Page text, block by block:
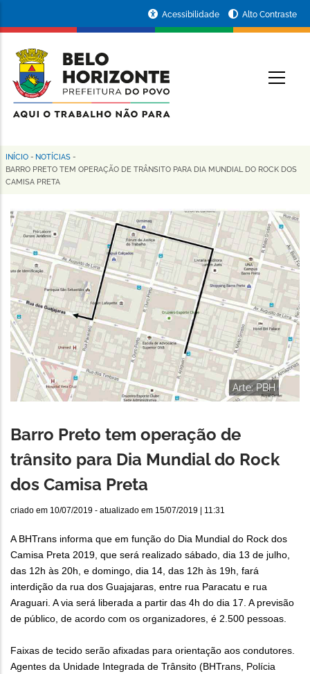
conteúdo
principal
da
Prefeitura
de
Horizonte
Acessibilidade Alto Contraste
Trilha
de
navegação
INÍCIO - NOTÍCIAS -
BARRO PRETO TEM OPERAÇÃO DE TRÂNSITO PARA DIA MUNDIAL DO ROCK DOS
CAMISA PRETA
Arte: PBH
Barro Preto tem operação de
trânsito para Dia Mundial do Rock
dos Camisa Preta
criado em 10/07/2019 - atualizado em 15/07/2019 | 11:31
A BHTrans informa que em função do Dia Mundial do Rock dos
Camisa Preta 2019, que será realizado sábado, dia 13 de julho,
das 12h às 20h, e domingo, dia 14, das 12h às 19h, fará
interdição da rua dos Guajajaras, entre rua Paracatu e rua
Araguari. A via será liberada a partir das 4h do dia 17. A previsão
de público, de acordo com os organizadores, é 2.500 pessoas.
Faixas de tecido serão afixadas para orientação aos condutores.
Agentes da Unidade Integrada de Trânsito (BHTrans, Polícia